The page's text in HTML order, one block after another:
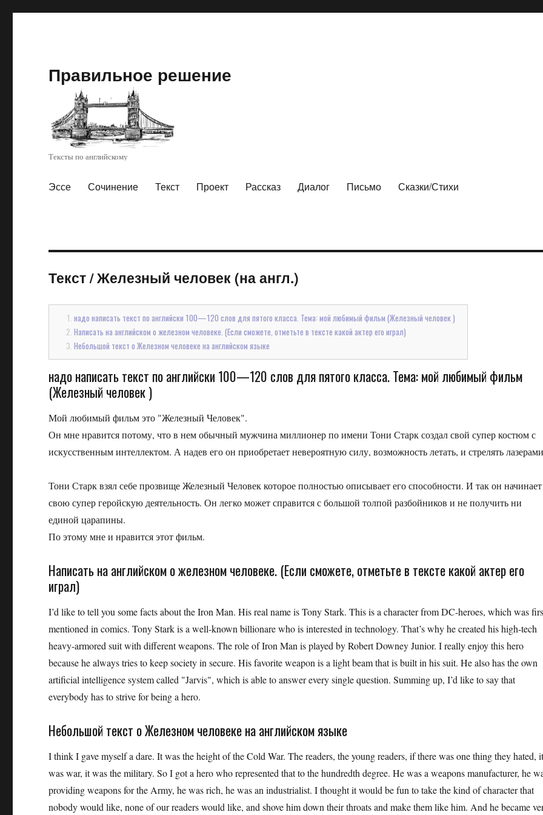
Правильное решение
Тексты по английскому
Эссе Сочинение Текст Проект Рассказ Диалог Письмо Сказки/Стихи
Текст/Железный человек (на англ.)
надо написать текст по английски 100—120 слов для пятого класса. Тема: мой любимый фильм (Железный человек )
Написать на английском о железном человеке. (Если сможете, отметьте в тексте какой актер его играл)
Небольшой текст о Железном человеке на английском языке
надо написать текст по английски 100—120 слов для пятого класса. Тема: мой любимый фильм
(Железный человек )
Мой любимый фильм это "Железный Человек".
Он мне нравится потому, что в нем обычный мужчина миллионер по имени Тони Старк создал свой супер костюм с
искусственным интеллектом. А надев его он приобретает невероятную силу, возможность летать, и стрелять
Тони Старк взял себе прозвище Железный Человек которое полностью описывает его способности. И так он начинает
свою супер геройскую деятельность. Он легко может справится с большой толпой разбойников и не получить ни
единой царапины.
По этому мне и нравится этот фильм.
Написать на английском о железном человеке. (Если сможете, отметьте в тексте какой актер его
играл)
I’d like to tell you some facts about the Iron Man. His real name is Tony Stark. This is a character from DC-heroes, which was
mentioned in comics. Tony Stark is a well-known billionare who is interested in technology. That’s why he created his high-tech
heavy-armored suit with different weapons. The role of Iron Man is played by Robert Downey Junior. I really enjoy this hero
because he always tries to keep society in secure. His favorite weapon is a light beam that is built in his suit. He also has the own
artificial intelligence system called "Jarvis", which is able to answer every single question. Summing up, I’d like to say that
everybody has to strive for being a hero.
Небольшой текст о Железном человеке на английском языке
I think I gave myself a dare. It was the height of the Cold War. The readers, the young readers, if there was one thing they hated,
was war, it was the military. So I got a hero who represented that to the hundredth degree. He was a weapons manufacturer, he
providing weapons for the Army, he was rich, he was an industrialist. I thought it would be fun to take the kind of character that
nobody would like, none of our readers would like, and shove him down their throats and make them like him. And he became